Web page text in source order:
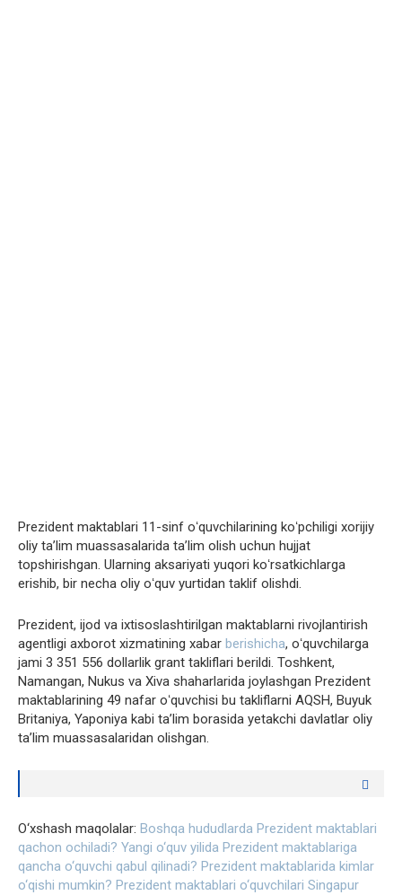
Prezident maktablari 11-sinf oʻquvchilarining koʻpchiligi xorijiy
oliy taʼlim muassasalarida taʼlim olish uchun hujjat
topshirishgan. Ularning aksariyati yuqori koʻrsatkichlarga
erishib, bir necha oliy oʻquv yurtidan taklif olishdi.
Prezident, ijod va ixtisoslashtirilgan maktablarni rivojlantirish
agentligi axborot xizmatining xabar berishicha, oʻquvchilarga
jami 3 351 556 dollarlik grant takliflari berildi. Toshkent,
Namangan, Nukus va Xiva shaharlarida joylashgan Prezident
maktablarining 49 nafar oʻquvchisi bu takliflarni AQSH, Buyuk
Britaniya, Yaponiya kabi taʼlim borasida yetakchi davlatlar oliy
taʼlim muassasalaridan olishgan.
O‘xshash maqolalar: Boshqa hududlarda Prezident maktablari
qachon ochiladi? Yangi o‘quv yilida Prezident maktablariga
qancha o‘quvchi qabul qilinadi? Prezident maktablarida kimlar
o‘qishi mumkin? Prezident maktablari o‘quvchilari Singapur